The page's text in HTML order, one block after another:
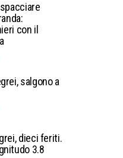
con il
salgono a
dieci feriti.
3.8